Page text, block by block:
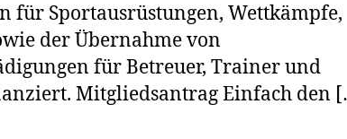
für Sportausrüstungen, Wettkämpfe,
der Übernahme von
für Betreuer, Trainer und
Mitgliedsantrag Einfach den